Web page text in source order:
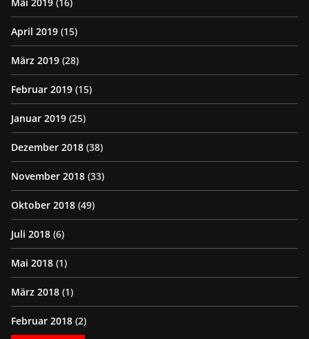
April 2019 (15)
März 2019 (28)
Februar 2019 (15)
Januar 2019 (25)
Dezember 2018 (38)
November 2018 (33)
Oktober 2018 (49)
Juli 2018 (6)
Mai 2018 (1)
März 2018 (1)
Februar 2018 (2)